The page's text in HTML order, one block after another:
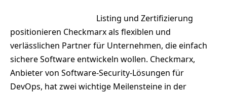
Listing und Zertifizierung
positionieren Checkmarx als flexiblen und
verlässlichen Partner für Unternehmen, die einfach
sichere Software entwickeln wollen. Checkmarx,
Anbieter von Software-Security-Lösungen für
DevOps, hat zwei wichtige Meilensteine in der